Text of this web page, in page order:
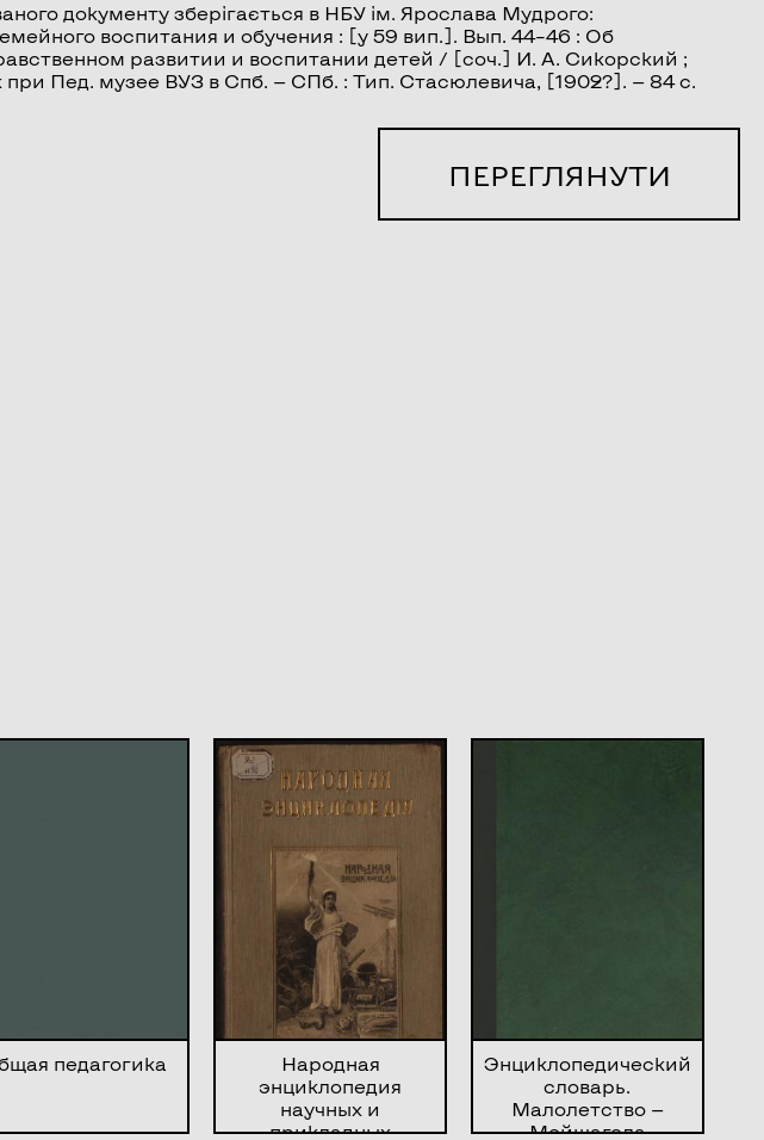
документу зберігається в НБУ ім. Ярослава Мудрого:
воспитания и обучения : [у 59 вип.]. Вып. 44–46 : Об
развитии и воспитании детей / [соч.] И. А. Сикорский ;
при Пед. музее ВУЗ в Спб. — СПб. : Тип. Стасюлевича, [1902?]. — 84 с.
ПЕРЕГЛЯНУТИ
педагогика
Народная
энциклопедия
научных и
прикладных
Энциклопедический
словарь.
Малолетство —
Мейшагола